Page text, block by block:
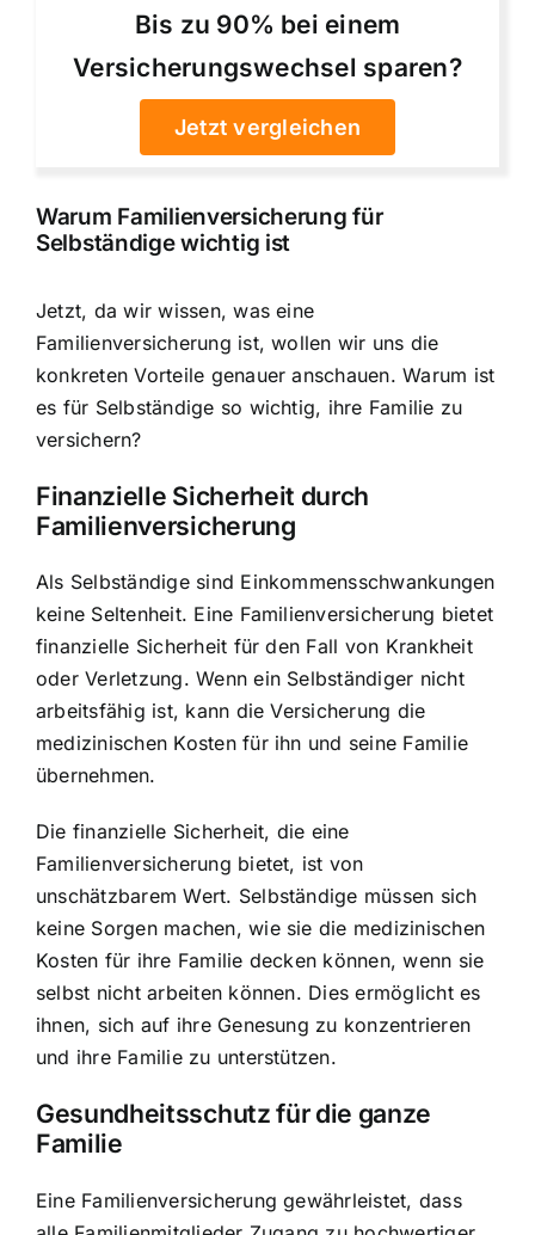
Bis zu 90% bei einem
Versicherungswechsel sparen?
Jetzt vergleichen
Warum Familienversicherung für
Selbständige wichtig ist
Jetzt, da wir wissen, was eine
Familienversicherung ist, wollen wir uns die
konkreten Vorteile genauer anschauen. Warum ist
es für Selbständige so wichtig, ihre Familie zu
versichern?
Finanzielle Sicherheit durch
Familienversicherung
Als Selbständige sind Einkommensschwankungen
keine Seltenheit. Eine Familienversicherung bietet
finanzielle Sicherheit für den Fall von Krankheit
oder Verletzung. Wenn ein Selbständiger nicht
arbeitsfähig ist, kann die Versicherung die
medizinischen Kosten für ihn und seine Familie
übernehmen.
Die finanzielle Sicherheit, die eine
Familienversicherung bietet, ist von
unschätzbarem Wert. Selbständige müssen sich
keine Sorgen machen, wie sie die medizinischen
Kosten für ihre Familie decken können, wenn sie
selbst nicht arbeiten können. Dies ermöglicht es
ihnen, sich auf ihre Genesung zu konzentrieren
und ihre Familie zu unterstützen.
Gesundheitsschutz für die ganze
Familie
Eine Familienversicherung gewährleistet, dass